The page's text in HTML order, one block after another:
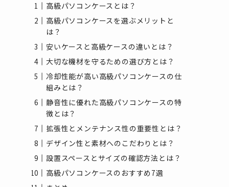
高級パソコンケースとは？
高級パソコンケースを選ぶメリットと
は？
安いケースと高級ケースの違いとは？
大切な機材を守るための選び方とは？
冷却性能が高い高級パソコンケースの仕
組みとは？
静音性に優れた高級パソコンケースの特
徴とは？
拡張性とメンテナンス性の重要性とは？
デザイン性と素材へのこだわりとは？
設置スペースとサイズの確認方法とは？
高級パソコンケースのおすすめ7選